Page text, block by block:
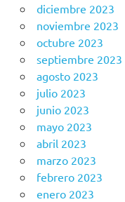
diciembre 2023
noviembre 2023
octubre 2023
septiembre 2023
agosto 2023
julio 2023
junio 2023
mayo 2023
abril 2023
marzo 2023
febrero 2023
enero 2023